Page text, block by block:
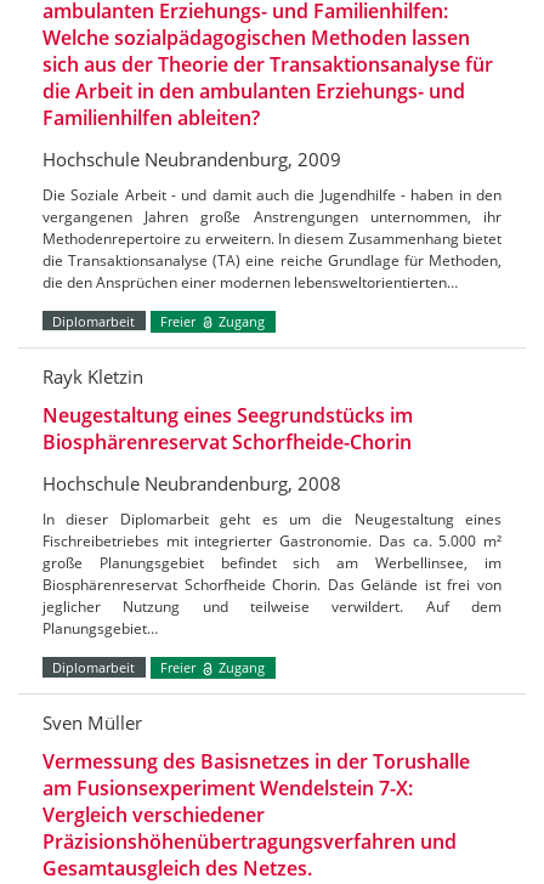
ambulanten Erziehungs- und Familienhilfen:
Welche sozialpädagogischen Methoden lassen
sich aus der Theorie der Transaktionsanalyse für
die Arbeit in den ambulanten Erziehungs- und
Familienhilfen ableiten?
Hochschule Neubrandenburg, 2009
Die Soziale Arbeit - und damit auch die Jugendhilfe - haben in den
vergangenen Jahren große Anstrengungen unternommen, ihr
Methodenrepertoire zu erweitern. In diesem Zusammenhang bietet
die Transaktionsanalyse (TA) eine reiche Grundlage für Methoden,
die den Ansprüchen einer modernen lebensweltorientierten…
Diplomarbeit Freier Zugang
Rayk Kletzin
Neugestaltung eines Seegrundstücks im
Biosphärenreservat Schorfheide-Chorin
Hochschule Neubrandenburg, 2008
In dieser Diplomarbeit geht es um die Neugestaltung eines
Fischreibetriebes mit integrierter Gastronomie. Das ca. 5.000 m²
große Planungsgebiet befindet sich am Werbellinsee, im
Biosphärenreservat Schorfheide Chorin. Das Gelände ist frei von
jeglicher Nutzung und teilweise verwildert. Auf dem
Planungsgebiet…
Diplomarbeit Freier Zugang
Sven Müller
Vermessung des Basisnetzes in der Torushalle
am Fusionsexperiment Wendelstein 7-X:
Vergleich verschiedener
Präzisionshöhenübertragungsverfahren und
Gesamtausgleich des Netzes.